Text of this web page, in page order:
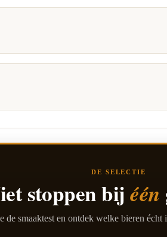
DE SELECTIE
stoppen bijéén
de smaaktest en ontdek welke bieren